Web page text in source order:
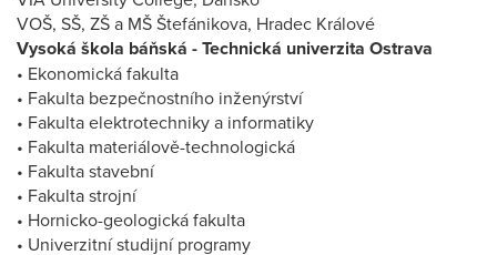
VOŠ, SŠ, ZŠ a MŠ Štefánikova, Hradec Králové
Vysoká škola báňská - Technická univerzita Ostrava
• Ekonomická fakulta
• Fakulta bezpečnostního inženýrství
• Fakulta elektrotechniky a informatiky
• Fakulta materiálově-technologická
• Fakulta stavební
• Fakulta strojní
• Hornicko-geologická fakulta
• Univerzitní studijní programy